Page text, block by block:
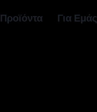
Προϊόντα Για Εμάς